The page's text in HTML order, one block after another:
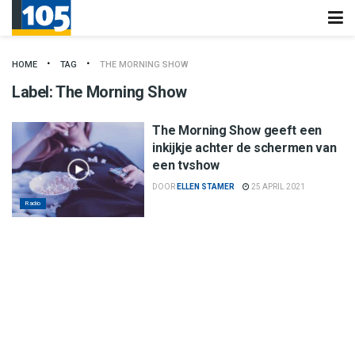
HOME TAG THE MORNING SHOW
Label:The Morning Show
Radio
The Morning Show geeft een
inkijkje achter de schermen van
een tvshow
DOOR ELLEN STAMER 25 APRIL 2021